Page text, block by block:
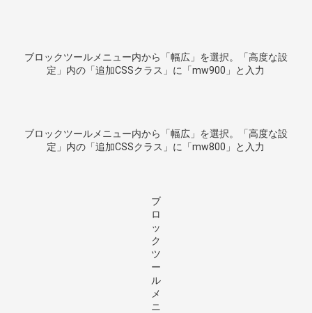
ブロックツールメニュー内から「幅広」を選択。「高度な設
定」内の「追加CSSクラス」に「mw900」と入力
ブロックツールメニュー内から「幅広」を選択。「高度な設
定」内の「追加CSSクラス」に「mw800」と入力
ブ
ロ
ッ
ク
ツ
ー
ル
メ
ニ